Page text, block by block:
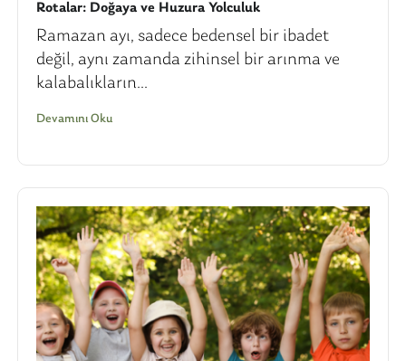
Rotalar: Doğaya ve Huzura Yolculuk
Ramazan ayı, sadece bedensel bir ibadet
değil, aynı zamanda zihinsel bir arınma ve
kalabalıkların...
Devamını Oku